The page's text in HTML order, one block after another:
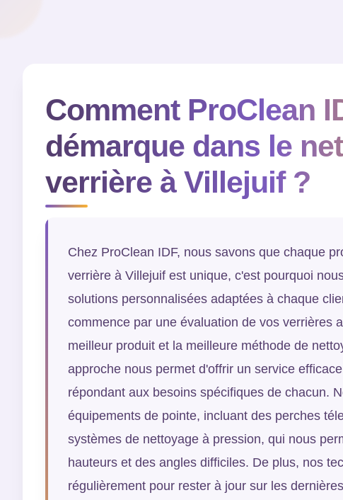
Comment ProClean
démarque dans le
verrière à Villejuif ?
Chez ProClean IDF, nous savons que chaque
verrière à Villejuif est unique, c'est pourquoi
solutions personnalisées adaptées à chaque
commence par une évaluation de vos verrières
meilleur produit et la meilleure méthode de
approche nous permet d'offrir un service
répondant aux besoins spécifiques de chacun.
équipements de pointe, incluant des perches
systèmes de nettoyage à pression, qui nous
hauteurs et des angles difficiles. De plus, nos
régulièrement pour rester à jour sur les